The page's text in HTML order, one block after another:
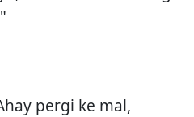
pergi ke mal,